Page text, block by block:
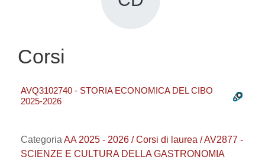
Corsi
AVQ3102740 - STORIA ECONOMICA DEL CIBO
2025-2026
Categoria AA 2025 - 2026 / Corsi di laurea / AV2877 -
SCIENZE E CULTURA DELLA GASTRONOMIA